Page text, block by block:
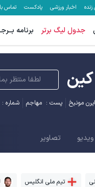
اخبار ورزشی پادکست تماس
جدول لیگ برتر برنامه
لطفا منتظر
مونیخ پست : مهاجم شماره :
ویدیو تصاویر
تیم ملی انگلیس